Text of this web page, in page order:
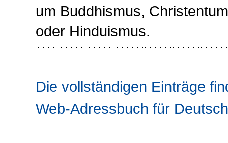
um Buddhismus,
oder Hinduismus.
Die vollständigen Einträge
Web-Adressbuch für